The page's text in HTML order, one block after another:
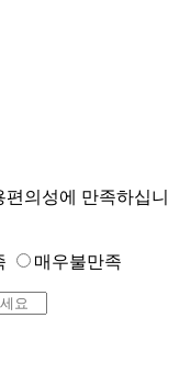
의성에 만족하십니
매우불만족